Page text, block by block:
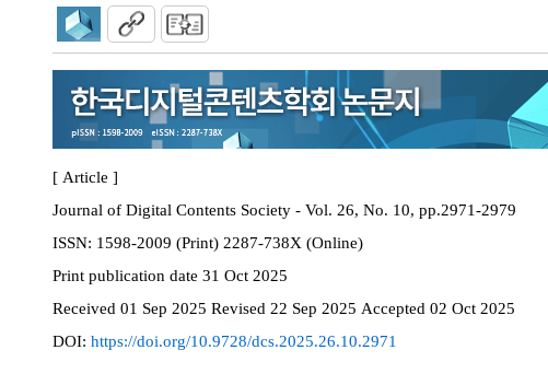
[ Article ]
Journal of Digital Contents Society - Vol. 26, No. 10, pp.2971-2979
ISSN:
1598-2009 (Print) 2287-738X (Online)
Print publication date 31 Oct 2025
Received 01 Sep 2025 Revised 22 Sep 2025 Accepted 02 Oct 2025
DOI: https://doi.org/10.9728/dcs.2025.26.10.2971